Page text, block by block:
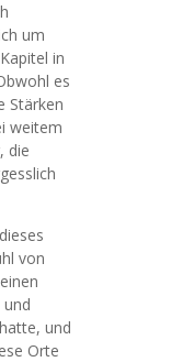
um
in
es
Stärken
weitem
die
von
und
Orte